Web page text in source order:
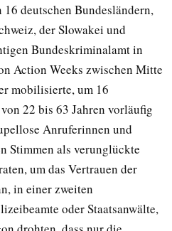
deutschen Bundesländern,
der Slowakei und
Bundeskriminalamt in
Action Weeks zwischen Mitte
mobilisierte, um 16
22 bis 63 Jahren vorläufig
Anruferinnen und
Stimmen als verunglückte
um das Vertrauen der
in einer zweiten
oder Staatsanwälte,